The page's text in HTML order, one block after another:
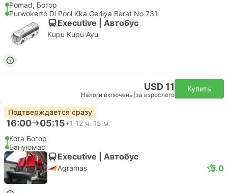
Pomad, Богор
Purwokerto Di Pool Kka Gerilya Barat No 731
Executive | Автобус
Kupu Kupu Ayu
USD 11
Налоги включены за взрослого
Купить
Подтверждается сразу
16:00 05:15+1 12 ч. 15 м.
Кота Богор
Бануюмас
Executive | Автобус
Agramas 5.0